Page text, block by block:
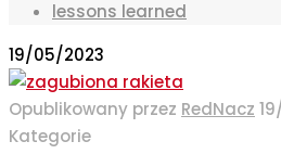
lessons learned
19/05/2023
Opublikowany przez RedNacz
Kategorie